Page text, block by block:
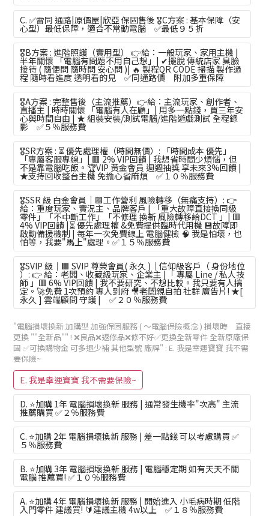
C. ✅雷同 通路|原價屋|欣亞 保固售後 🎖️C方案 : 基本保障（安
心型）最低保障，適合不常動電腦 ✅最低９５折
🎖️B方案 : 進階照護（實用型） 👉給：一般玩家、家用主機 |
半年關懷 「電腦有問題不用自己想」| ✔擺脫 傳統店家 臭臉
接待 ( 隨便問 隨時問 安心問 )| 🔥 製程QR CODE 掃描 製作過
程 隨時看進度 透明看的見 ✅同通路價 附加多重保障
🎖️A方案 : 完整售後（主流推薦）👉給：主流玩家、創作者、
直播主 | 時時關懷 「電腦有人在顧」| 用多一點錢，買三年安
心與時間自由 | ★ 組裝安裝/測試電腦/進階遊戲測試 全程錄
影 ✅５％服務費
🎖️SR方案 : ⏳ 優先處理權（時間無價）: 「時間成本 優先」
「專屬客服專線」| 🟥 2% VIP回饋 | 我想省時間少煩惱，但
不是靠電腦吃飯。🏆VIP 黃金會員 週週抽獎 享未來3%回饋 |
★支持回收整台主機 免擔心省麻煩 ✅１０％服務費
🎖️SSR 級 白金會員｜🟪工作營利 風險轉移（無痛支持）: 👉
給：重度玩家、實況主、品牌客戶 | 「重大故障直接換同級
零件」「不中斷工作」「不修理 換新 風險轉移給DCT 」| 🟥
4% VIP回饋 |⏳ 優先處理權 &免費提供臨時代用機 💾故障即
啟動備援機制 | 每年一次免費線上 電腦健檢 🧠 我是怕壞，也
怕等，我要"馬上"處理。✅１５％服務費
🎖️SVIP 級｜🟧 SVIP 尊榮會員( 永久 )｜信仰級客戶（ 身份地位
）: 👉 給：老闆、收藏級玩家、企業主 |「 專屬 Line / 私人技
師 」🟥 6% VIP回饋 | 我不要研究、不想比較。我只要有人搞
定。🚀免費 1次預約 專人到府 🎥老闆親自拍 社群 廣告片! ★[
永久 ] 雲端顧問 守護 | ✅２０％服務費
"電腦損壞換新 加購型 加強保固服務 ( ～電腦保險概念 ) 損壞時 直接
更換 ""全新品"" ! ❌良品❌返修品❌修不好✅更換全新零件 全新原廠保
固 ✅可換購物金 可多退少補 其他型號 廠牌" : E. 我是幸運寶寶 我不需
要保險~
E. 我是幸運寶寶 我不需要保險~
D. ⭐加購 1年 電腦損壞換新 服務 | 通常發生機率"次高" 主流
推薦購買 ✅２％服務費
C. ⭐加購 2年 電腦損壞換新 服務 | 差一點錢 可以考慮購買 ✅
５％服務費
B. ⭐加購 3年 電腦損壞換新 服務 | 電腦穩定期 如有天天不關
電腦 推薦買! ✅１０％服務費
A. ⭐加購 4年 電腦損壞換新 服務 | 開始進入 小毛病時期 低階
入門零件 建議買! 🔰建議主機 4w以上 ✅１８％服務費